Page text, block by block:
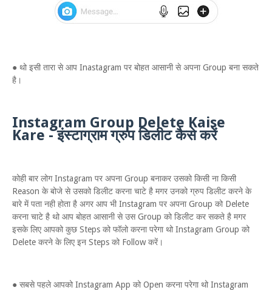
● थो इसी तारा से आप Inastagram पर बोहत आसानी से अपना Group बना सकते
है।
Instagram Group Delete Kaise
Kare - इंस्टाग्राम ग्रुप डिलीट कैसे करें
कोही बार लोग Instagram पर अपना Group बनाकर उसको किसी ना किसी
Reason के बोजे से उसको डिलीट करना चाटे है मगर उनको ग्रुप डिलीट करने के
बारे में पता नही होता है अगर आप भी Instagram पर अपना Group को Delete
करना चाटे है थो आप बोहत आसानी से उस Group को डिलीट कर सकते है मगर
इसके लिए आपको कुछ Steps को फॉलो करना परेगा थो Instagram Group को
Delete करने के लिए इन Steps को Follow करें।
● सबसे पहले आपको Instagram App को Open करना परेगा थो Instagram